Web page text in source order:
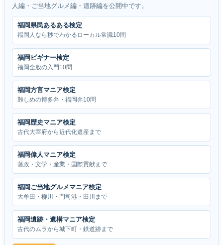
人編・ご当地グルメ編・遺跡編を公開中です。
福岡県民あるある検定
福岡人なら秒でわかるローカル常識10問
福岡ビギナー検定
福岡全般の入門10問
福岡方言マニア検定
難しめの博多弁・福岡弁10問
福岡歴史マニア検定
古代大宰府から近代化遺産まで
福岡偉人マニア検定
藩政・文学・産業・国際貢献まで
福岡ご当地グルメマニア検定
大牟田・柳川・門司港・田川まで
福岡遺跡・遺構マニア検定
古代のムラから城下町・鉄道跡まで